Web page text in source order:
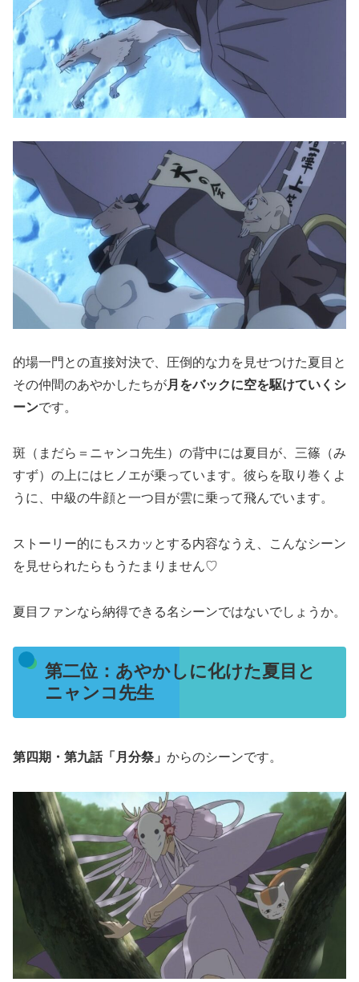
的場一門との直接対決で、圧倒的な力を見せつけた夏目と
その仲間のあやかしたちが月をバックに空を駆けていくシ
ーンです。
斑（まだら＝ニャンコ先生）の背中には夏目が、三篠（み
すず）の上にはヒノエが乗っています。彼らを取り巻くよ
うに、中級の牛顔と一つ目が雲に乗って飛んでいます。
ストーリー的にもスカッとする内容なうえ、こんなシーン
を見せられたらもうたまりません♡
夏目ファンなら納得できる名シーンではないでしょうか。
第二位：あやかしに化けた夏目と
ニャンコ先生
第四期・第九話「月分祭」 からのシーンです。